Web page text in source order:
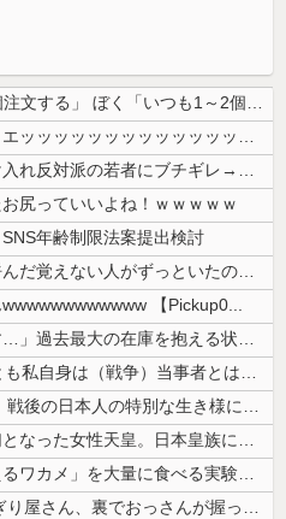
【悲報】 取引先専務「Aを20個注文する」 ぼく「いつも1～2個しか使...
【画像】北朝鮮のビアガール、エッッッッッッッッッッッッッッッッッ！
【動画】ホリエモン、移民受け入れ反対派の若者にブチギレ→スタジオ誰も反...
尻っていいよね！ｗｗｗｗｗ
年齢制限法案提出検討
【画像】まんさん「オフ会に呼んだ覚えない人がずっといたので晒すわ」（パ...
【Pickup0...
【悲報】米農家「もう無理です…」過去最大の在庫を抱える状態で新米収穫
高市早苗さん（34）「少なくとも私自身は（戦争）当事者とはいえない世代...
海外「日本は戦勝国なんだよ」 戦後の日本人の特別な生き様に各国から称賛...
【ニュース】韓国メディア「幻となった女性天皇。日本皇族に韓半島の男の血...
【動画】大食い系女子、「ふえるワカメ」を大量に食べる実験をした結果ｗｗ...
【画像】 例の美人すぎるおにぎり屋さん、裏でおっさんが握っていたｗｗｗ...